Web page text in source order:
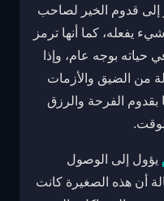
قدوم الخير لصاحب
يفعله، كما أنها ترمز
حياته بوجه عام، وإذا
من الضيق والأزمات
الفرحة والرزق
يؤول إلى الوصول
أن هذه الصغيرة كانت